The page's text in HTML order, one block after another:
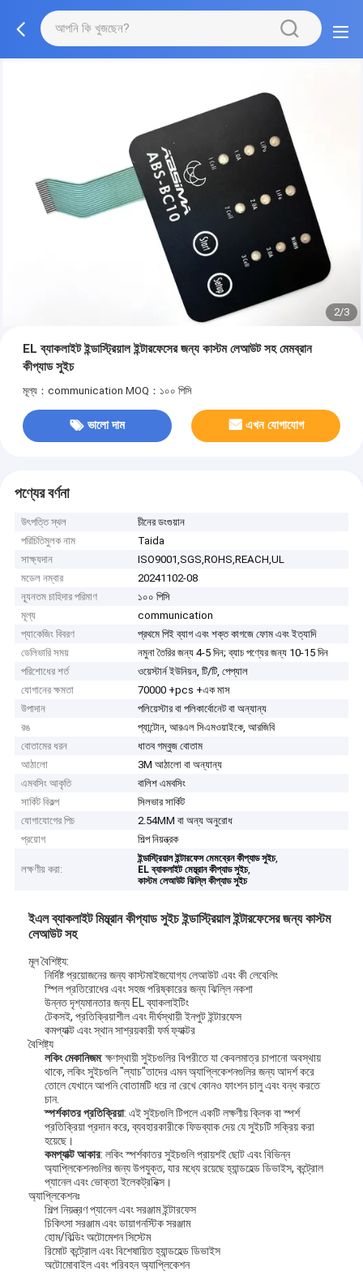
2/3
EL ব্যাকলাইট ইন্ডাস্ট্রিয়াল ইন্টারফেসের জন্য কাস্টম লেআউট সহ মেমব্রান
কীপ্যাড সুইচ
মূল্য：communication MOQ：১০০ পিসি
ভালো দাম এখন যোগাযোগ
পণ্যের বর্ণনা
উৎপত্তি স্থল
চীনের ডংগুয়ান
পরিচিতিমুলক নাম
Taida
সাক্ষ্যদান
ISO9001,SGS,ROHS,REACH,UL
মডেল নম্বার
20241102-08
ন্যূনতম চাহিদার পরিমাণ
১০০ পিসি
মূল্য
communication
প্যাকেজিং বিবরণ
প্রথমে পিই ব্যাগ এবং শক্ত কাগজে ফোম এবং ইত্যাদি
ডেলিভারি সময়
নমুনা তৈরির জন্য 4-5 দিন; ব্যাচ পণ্যের জন্য 10-15 দিন
পরিশোধের শর্ত
ওয়েস্টার্ন ইউনিয়ন, টি/টি, পেপ্যাল
যোগানের ক্ষমতা
70000 +pcs +এক মাস
উপাদান
পলিয়েস্টার বা পলিকার্বোনেট বা অন্যান্য
রঙ
প্যান্টোন, আরএল সিএমওয়াইকে, আরজিবি
বোতামের ধরন
ধাতব গম্বুজ বোতাম
আঠালো
3M আঠালো বা অন্যান্য
এমবসিং আকৃতি
বালিশ এমবসিং
সার্কিট বিকল্প
সিলভার সার্কিট
যোগাযোগের পিচ
2.54MM বা অন্য অনুরোধ
প্রয়োগ
শিল্প নিয়ন্ত্রক
লক্ষণীয় করা:
ইন্ডাস্ট্রিয়াল ইন্টারফেস মেমব্রেন কীপ্যাড সুইচ,
EL ব্যাকলাইট মেম্ব্রান কীপ্যাড সুইচ,
কাস্টম লেআউট ঝিল্লি কীপ্যাড সুইচ
ইএল ব্যাকলাইট মিম্ব্রান কীপ্যাড সুইচ ইন্ডাস্ট্রিয়াল ইন্টারফেসের জন্য কাস্টম
লেআউট সহ
মূল বৈশিষ্ট্য:
নির্দিষ্ট প্রয়োজনের জন্য কাস্টমাইজযোগ্য লেআউট এবং কী লেবেলিং
স্পিল প্রতিরোধের এবং সহজ পরিষ্কারের জন্য ঝিল্লি নকশা
উন্নত দৃশ্যমানতার জন্য EL ব্যাকলাইটিং
টেকসই, প্রতিক্রিয়াশীল এবং দীর্ঘস্থায়ী ইনপুট ইন্টারফেস
কমপ্যাক্ট এবং স্থান সাশ্রয়কারী ফর্ম ফ্যাক্টর
বৈশিষ্ট্য
লকিং মেকানিজম: ক্ষণস্থায়ী সুইচগুলির বিপরীতে যা কেবলমাত্র চাপানো অবস্থায়
থাকে, লকিং সুইচগুলি "ল্যাচ"তাদের এমন অ্যাপ্লিকেশনগুলির জন্য আদর্শ করে
তোলে যেখানে আপনি বোতামটি ধরে না রেখে কোনও ফাংশন চালু এবং বন্ধ করতে
চান.
স্পর্শকাতর প্রতিক্রিয়া: এই সুইচগুলি টিপলে একটি লক্ষণীয় ক্লিক বা স্পর্শ
প্রতিক্রিয়া প্রদান করে, ব্যবহারকারীকে ফিডব্যাক দেয় যে সুইচটি সক্রিয় করা
হয়েছে।
কমপ্যাক্ট আকার: লকিং স্পর্শকাতর সুইচগুলি প্রায়শই ছোট এবং বিভিন্ন
অ্যাপ্লিকেশনগুলির জন্য উপযুক্ত, যার মধ্যে রয়েছে হ্যান্ডহেল্ড ডিভাইস, কন্ট্রোল
প্যানেল এবং ভোক্তা ইলেকট্রনিক্স।
অ্যাপ্লিকেশনঃ
শিল্প নিয়ন্ত্রণ প্যানেল এবং সরঞ্জাম ইন্টারফেস
চিকিৎসা সরঞ্জাম এবং ডায়াগনস্টিক সরঞ্জাম
হোম/বিল্ডিং অটোমেশন সিস্টেম
রিমোট কন্ট্রোল এবং বিশেষায়িত হ্যান্ডহেল্ড ডিভাইস
অটোমোবাইল এবং পরিবহন অ্যাপ্লিকেশন